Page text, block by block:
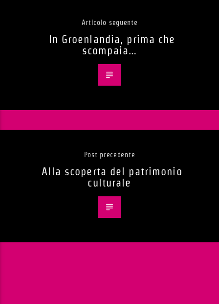
Articolo seguente
In Groenlandia, prima che
scompaia…
Post precedente
Alla scoperta del patrimonio
culturale